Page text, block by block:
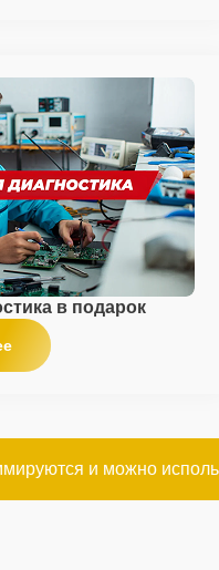
в подарок
и можно